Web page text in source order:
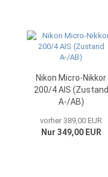
Nikon Micro-Nikkor
200/4 AIS (Zustand
A-/AB)
vorher 389,00 EUR
Nur 349,00 EUR